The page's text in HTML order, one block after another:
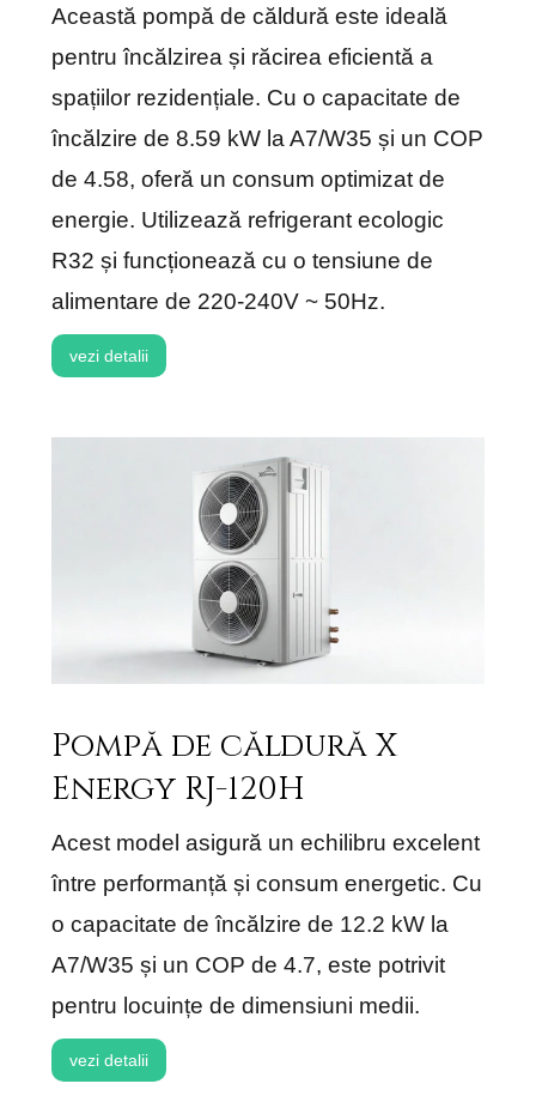
Această pompă de căldură este ideală
pentru încălzirea și răcirea eficientă a
spațiilor rezidențiale. Cu o capacitate de
încălzire de 8.59 kW la A7/W35 și un COP
de 4.58, oferă un consum optimizat de
energie. Utilizează refrigerant ecologic
R32 și funcționează cu o tensiune de
alimentare de 220-240V ~ 50Hz.
vezi detalii
Pompă de căldură X
Energy RJ-120H
Acest model asigură un echilibru excelent
între performanță și consum energetic. Cu
o capacitate de încălzire de 12.2 kW la
A7/W35 și un COP de 4.7, este potrivit
pentru locuințe de dimensiuni medii.
vezi detalii